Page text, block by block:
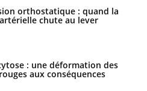
orthostatique : quand la
chute au lever
: une déformation des
aux conséquences